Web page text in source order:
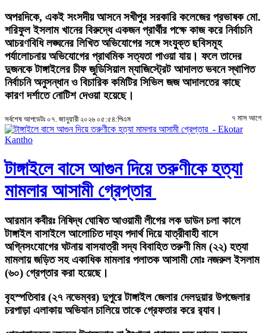
অপরদিকে, একই সংসদীয় আসনে সখীপুর সরকারি কলেজের প্রভাষক মো.
শরিফুল ইসলাম খানের বিরুদ্ধে একজন প্রার্থীর পক্ষে কাজ করে নির্বাচনি
আচরণবিধি লঙ্ঘনের লিখিত অভিযোগের সঙ্গে সংযুক্ত ছবিসমূহ
পর্যালোচনায় অভিযোগের প্রাথমিক সত্যতা পাওয়া যায়। ফলে তাদের
দুজনকে টাঙ্গাইলের চীফ জুডিসিয়াল ম্যাজিস্ট্রেট আদালত ভবনে স্থাপিত
নির্বাচনি অনুসন্ধান ও বিচারিক কমিটির সিভিল জজ আদালতের কাছে
কারণ দর্শাতে নোটিশ দেওয়া হয়েছে।
সর্বশেষ আপডেটঃ ০৭. জানুয়ারী ২০২৬ ০৫:৫৪:পিএম ৭ মাস আগে
টাঙ্গাইলে বাসে আগুন দিয়ে তরুণীকে হত্যা
মামলার আসামী গ্রেপ্তার
আরমান কবীরঃ নিষিদ্ধ ঘোষিত আওয়ামী লীগের লক ডাউন চলা কালে
টাঙ্গাইল বাসাইলে আলোচিত দাহ্য পদার্থ দিয়ে যাত্রীবাহী বাসে
অগ্নিসংযোগের ঘটনায় বাসযাত্রী সদ্য বিবাহিত তরুণী মিম (২২) হত্যা
মামলায় জড়িত সহ একাধিক মামলার পলাতক আসামী মোঃ নজরুল ইসলাম
(৬০) গ্রেপ্তার করা হয়েছে।
বৃহস্পতিবার (২৭ নভেম্বর) দুপুরে টাঙ্গাইল জেলার দেলদুয়ার উপজেলার
চরপাড়া এলাকায় অভিযান চালিয়ে তাকে গ্রেফতার করে র‌্যাব।